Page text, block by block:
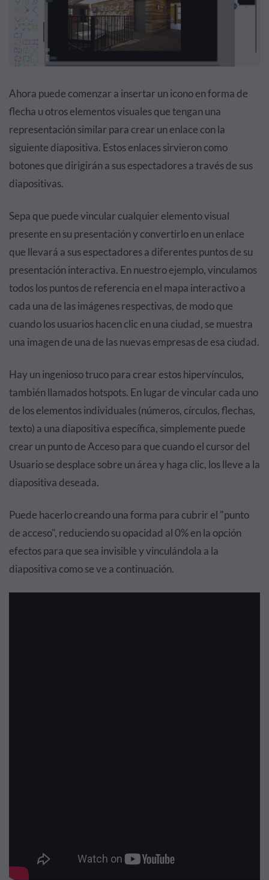
Ahora puede comenzar a insertar un icono en forma de
flecha u otros elementos visuales que tengan una
representación similar para crear un enlace con la
siguiente diapositiva. Estos enlaces sirvieron como
botones que dirigirán a sus espectadores a través de sus
diapositivas.
Sepa que puede vincular cualquier elemento visual
presente en su presentación y convertirlo en un enlace
que llevará a sus espectadores a diferentes puntos de su
presentación interactiva. En nuestro ejemplo, vinculamos
todos los puntos de referencia en el mapa interactivo a
cada una de las imágenes respectivas, de modo que
cuando los usuarios hacen clic en una ciudad, se muestra
una imagen de una de las nuevas empresas de esa ciudad.
Hay un ingenioso truco para crear estos hipervínculos,
también llamados hotspots. En lugar de vincular cada uno
de los elementos individuales (números, círculos, flechas,
texto) a una diapositiva específica, simplemente puede
crear un punto de Acceso para que cuando el cursor del
Usuario se desplace sobre un área y haga clic, los lleve a la
diapositiva deseada.
Puede hacerlo creando una forma para cubrir el "punto
de acceso", reduciendo su opacidad al 0% en la opción
efectos para que sea invisible y vinculándola a la
diapositiva como se ve a continuación.